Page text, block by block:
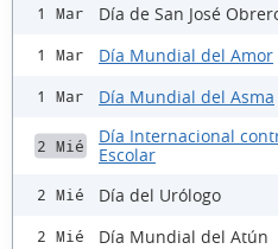
1 Mar Día de San José
1 Mar Día Mundial del Amor
1 Mar Día Mundial del Asma
2 Mié
Día Internacional
Escolar
2 Mié Día del Urólogo
2 Mié Día Mundial del Atún